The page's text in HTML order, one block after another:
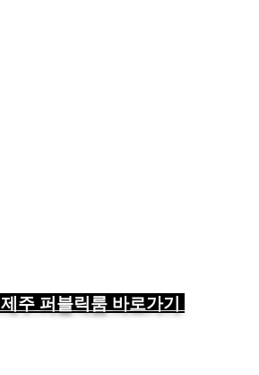
제주 퍼블릭룸 바로가기